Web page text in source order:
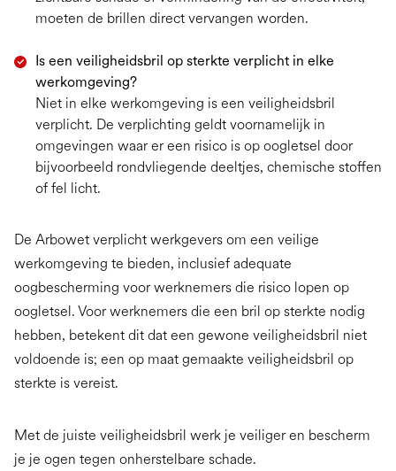
moeten de brillen direct vervangen worden.
Is een veiligheidsbril op sterkte verplicht in elke
werkomgeving?
Niet in elke werkomgeving is een veiligheidsbril
verplicht. De verplichting geldt voornamelijk in
omgevingen waar er een risico is op oogletsel door
bijvoorbeeld rondvliegende deeltjes, chemische stoffen
of fel licht.
De Arbowet verplicht werkgevers om een veilige
werkomgeving te bieden, inclusief adequate
oogbescherming voor werknemers die risico lopen op
oogletsel. Voor werknemers die een bril op sterkte nodig
hebben, betekent dit dat een gewone veiligheidsbril niet
voldoende is; een op maat gemaakte veiligheidsbril op
sterkte is vereist.
Met de juiste veiligheidsbril werk je veiliger en bescherm
je je ogen tegen onherstelbare schade.